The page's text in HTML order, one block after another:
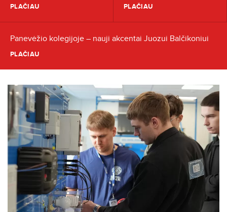
PLAČIAU PLAČIAU
Panevėžio kolegijoje – nauji akcentai Juozui Balčikoniui
PLAČIAU